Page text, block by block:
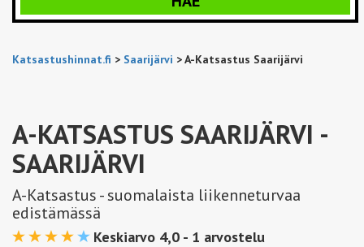
Katsastushinnat.fi > Saarijärvi >A-Katsastus Saarijärvi
A-KATSASTUS SAARIJÄRVI -
SAARIJÄRVI
A-Katsastus - suomalaista liikenneturvaa
edistämässä
Keskiarvo 4,0 - 1 arvostelu